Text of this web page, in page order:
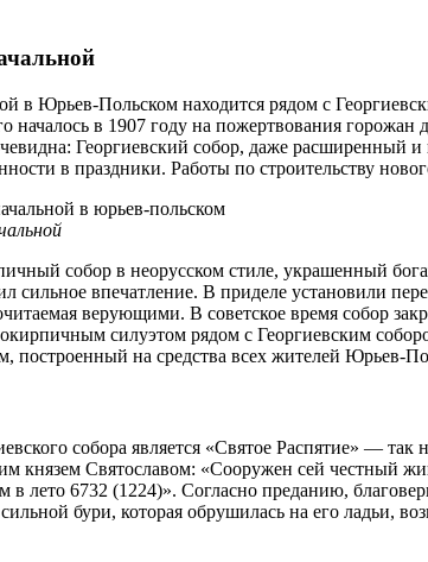
в Юрьев-Польском находится рядом с
началось в 1907 году на пожертвования горожан
Георгиевский собор, даже расширенный
в праздники. Работы по строительству
собор в неорусском стиле, украшенный
сильное впечатление. В приделе установили
верующими. В советское время собор
силуэтом рядом с Георгиевским
построенный на средства всех жителей Юрьев-
собора является «Святое Распятие» — так
князем Святославом: «Сооружен сей честный
в лето 6732 (1224)». Согласно преданию,
бури, которая обрушилась на его ладьи,